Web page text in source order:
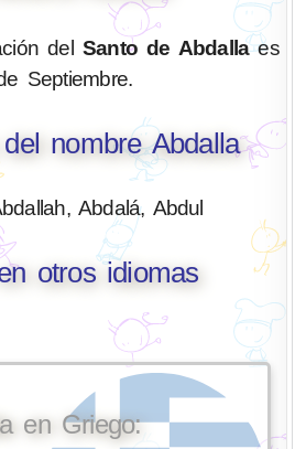
del Santo de Abdallaes
Septiembre.
nombre Abdalla
Abdalá, Abdul
otros idiomas
en Griego: